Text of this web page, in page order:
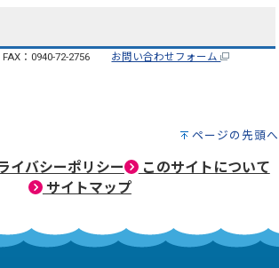
FAX：0940-72-2756 お問い合わせフォーム
ページの先頭へ
イバシーポリシー
このサイトについて
サイトマップ